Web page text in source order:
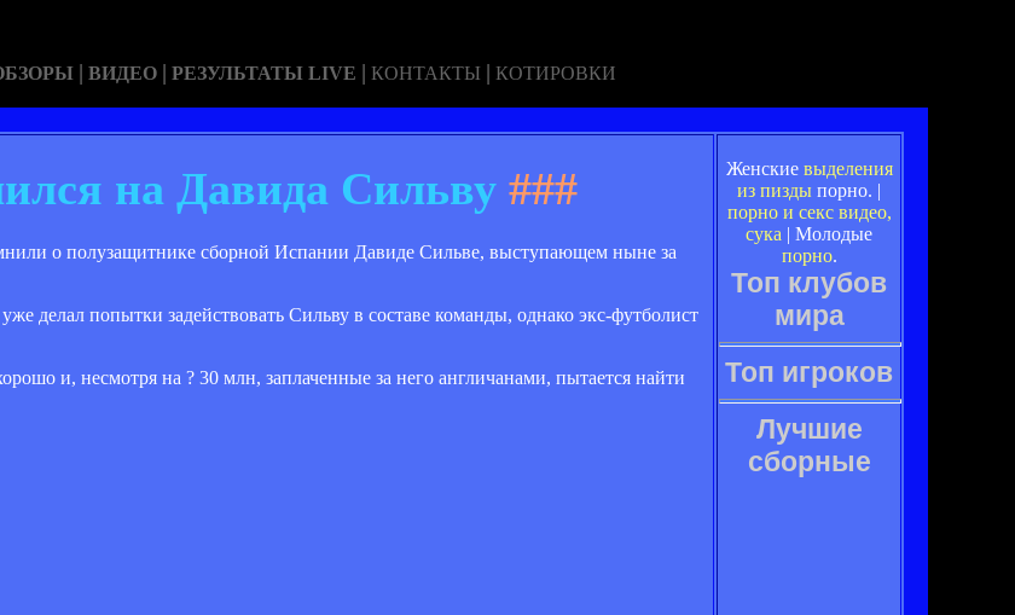
| ВИДЕО | РЕЗУЛЬТАТЫ LIVE | КОНТАКТЫ | КОТИРОВКИ
на Давида Сильву ###
о полузащитнике сборной Испании Давиде Сильве, выступающем ныне за
делал попытки задействовать Сильву в составе команды, однако экс-футболист
и, несмотря на ? 30 млн, заплаченные за него англичанами, пытается найти
Женские выделения
из пизды порно. |
порно и секс видео,
сука | Молодые
порно.
Топ клубов
мира
Топ игроков
Лучшие
сборные